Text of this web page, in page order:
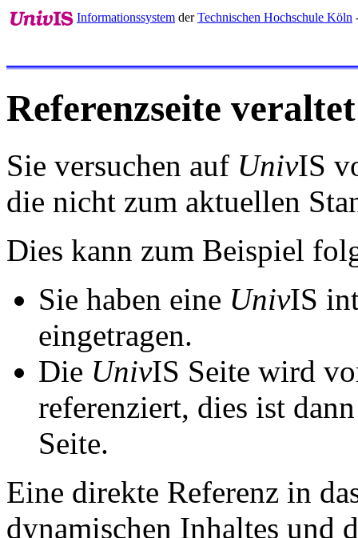
Informationssystem derTechnischen Hochschule Köln
Referenzseite veraltet
Sie versuchen auf UnivIS
die nicht zum aktuellen
Dies kann zum Beispiel
Sie haben eine UnivIS
eingetragen.
Die UnivIS Seite wird
referenziert, dies ist
Seite.
Eine direkte Referenz in
dynamischen Inhaltes und